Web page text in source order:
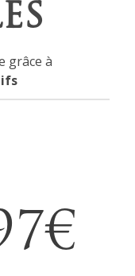
grâce à